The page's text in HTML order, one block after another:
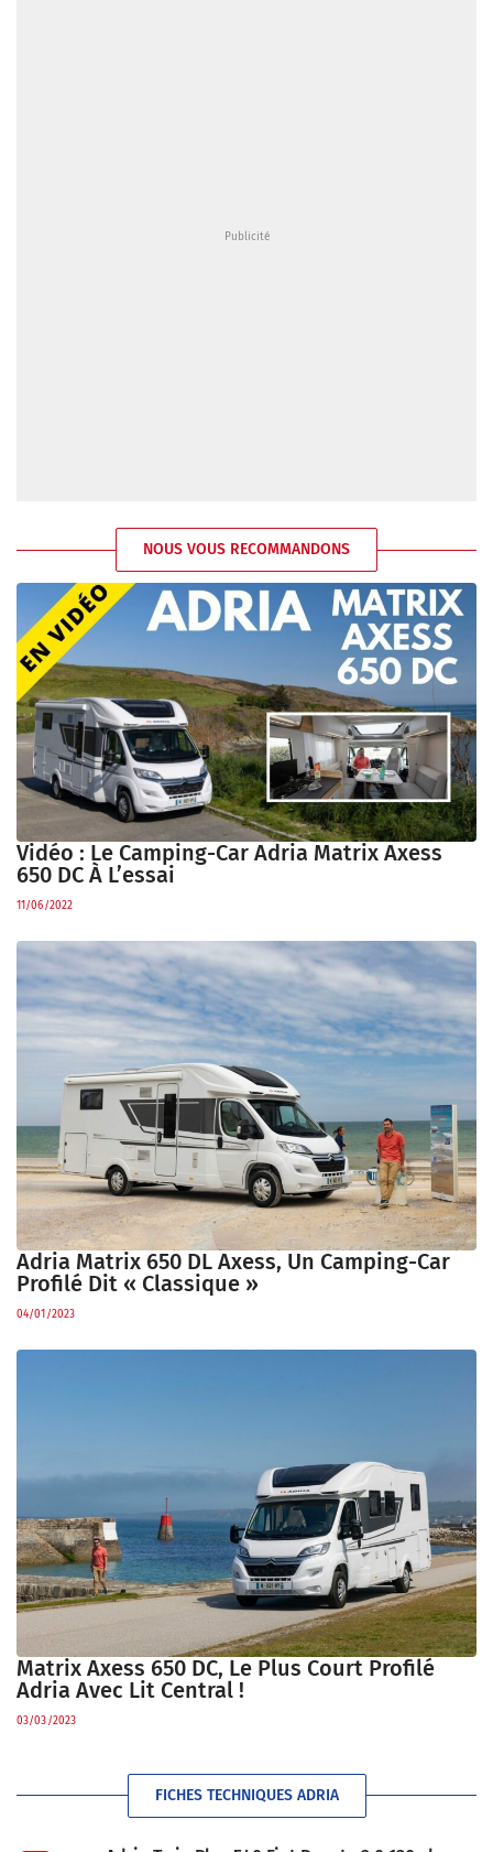
NOUS VOUS RECOMMANDONS
Vidéo : Le Camping-Car Adria Matrix Axess
650 DC À L’essai
11/06/2022
Adria Matrix 650 DL Axess, Un Camping-Car
Profilé Dit « Classique »
04/01/2023
Matrix Axess 650 DC, Le Plus Court Profilé
Adria Avec Lit Central !
03/03/2023
FICHES TECHNIQUES ADRIA